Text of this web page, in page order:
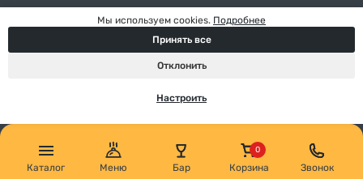
Контакты Оставить отзыв
Каталог Меню Бар Корзина Звонок
Мы используем cookies. Подробнее
Принять все
Отклонить
Настроить